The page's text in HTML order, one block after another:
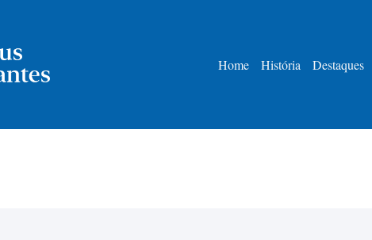
Home História Destaques